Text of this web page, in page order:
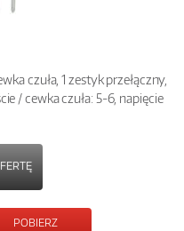
czuła, 1 zestyk przełączny,
/ cewka czuła: 5-6, napięcie
POBIERZ